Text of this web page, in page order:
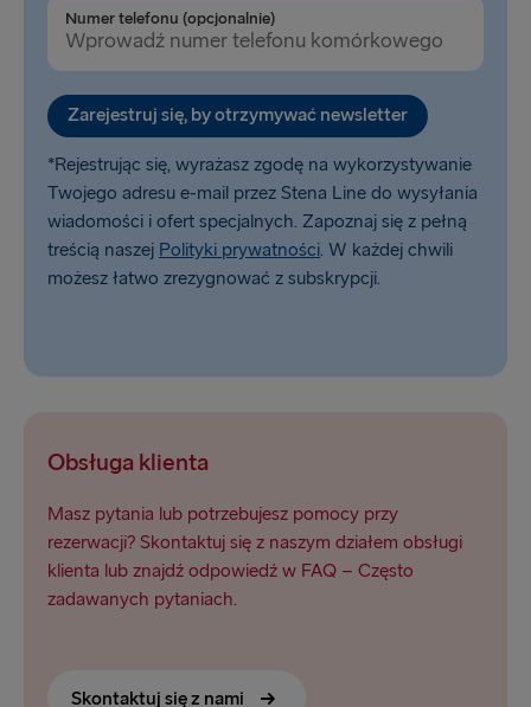
Numer telefonu (opcjonalnie)
Zarejestruj się, by otrzymywać newsletter
*Rejestrując się, wyrażasz zgodę na wykorzystywanie
Twojego adresu e-mail przez Stena Line do wysyłania
wiadomości i ofert specjalnych. Zapoznaj się z pełną
treścią naszej Polityki prywatności. W każdej chwili
możesz łatwo zrezygnować z subskrypcji.
Obsługa klienta
Masz pytania lub potrzebujesz pomocy przy
rezerwacji? Skontaktuj się z naszym działem obsługi
klienta lub znajdź odpowiedź w FAQ – Często
zadawanych pytaniach.
Skontaktuj się z nami